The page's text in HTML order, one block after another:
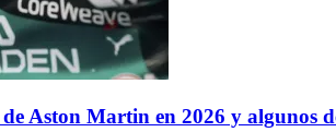
Aston Martin en 2026 y algunos